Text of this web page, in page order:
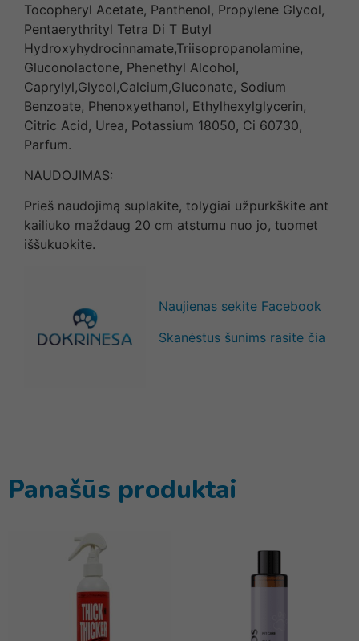
Tocopheryl Acetate, Panthenol, Propylene Glycol,
Pentaerythrityl Tetra Di T Butyl
Hydroxyhydrocinnamate,Triisopropanolamine,
Gluconolactone, Phenethyl Alcohol,
Caprylyl,Glycol,Calcium,Gluconate, Sodium
Benzoate, Phenoxyethanol, Ethylhexylglycerin,
Citric Acid, Urea, Potassium 18050, Ci 60730,
Parfum.
NAUDOJIMAS:
Prieš naudojimą suplakite, tolygiai užpurkškite ant
kailiuko maždaug 20 cm atstumu nuo jo, tuomet
iššukuokite.
Naujienas sekite Facebook
Skanėstus šunims rasite čia
Panašūs produktai